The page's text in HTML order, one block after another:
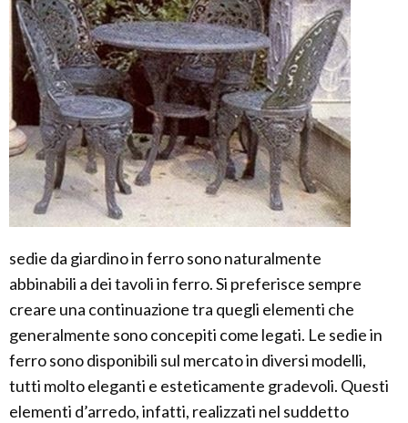
sedie da giardino in ferro sono naturalmente
abbinabili a dei tavoli in ferro. Si preferisce sempre
creare una continuazione tra quegli elementi che
generalmente sono concepiti come legati. Le sedie in
ferro sono disponibili sul mercato in diversi modelli,
tutti molto eleganti e esteticamente gradevoli. Questi
elementi d’arredo, infatti, realizzati nel suddetto